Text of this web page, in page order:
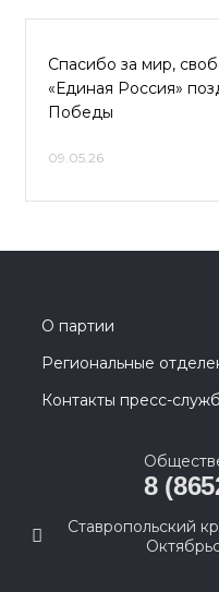
Спасибо за мир,
«Единая Россия»
Победы
09.05.26
О партии
Региональные
Контакты пресс-
8
Ставропольский